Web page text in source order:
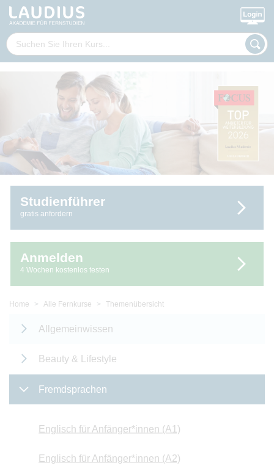
Studienführer
gratis anfordern
Anmelden
4 Wochen kostenlos testen
Home Alle Fernkurse Themenübersicht
Allgemeinwissen
Beauty & Lifestyle
Fremdsprachen
Englisch für Anfänger*innen (A1)
Englisch für Anfänger*innen (A2)